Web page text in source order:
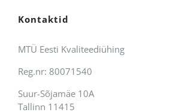
Kontaktid
MTÜ Eesti Kvaliteediühing
Reg.nr: 80071540
Suur-Sõjamäe 10A
Tallinn 11415